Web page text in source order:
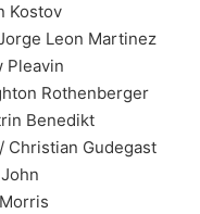
Leon Martinez
Rothenberger
Benedikt
Gudegast